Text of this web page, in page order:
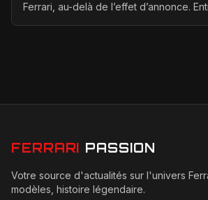
Ferrari, au-delà de l’effet d’annonce.
FERRARI PASSION
Votre source d'actualités sur l'univers
modèles, histoire légendaire.